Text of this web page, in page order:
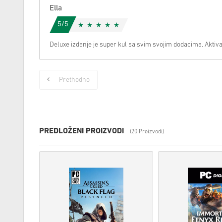
Ella
5/5
Deluxe izdanje je super kul sa svim svojim dodacima.
Prethodno
PREDLOŽENI PROIZVODI (20 Proizvodi)